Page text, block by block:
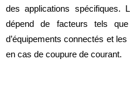
des applications spécifiques.
dépend de facteurs tels
d’équipements connectés et
en cas de coupure de courant.